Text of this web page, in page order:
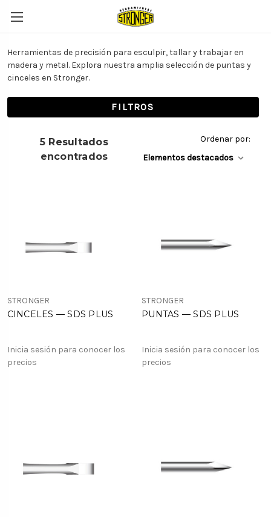
Herramientas de precisión para esculpir, tallar y trabajar en
madera y metal. Explora nuestra amplia selección de puntas y
cinceles en Stronger.
5 Resultados
encontrados
Ordenar por:
FILTROS
STRONGER
CINCELES — SDS PLUS
Inicia sesión para conocer los
precios
STRONGER
PUNTAS — SDS PLUS
Inicia sesión para conocer los
precios